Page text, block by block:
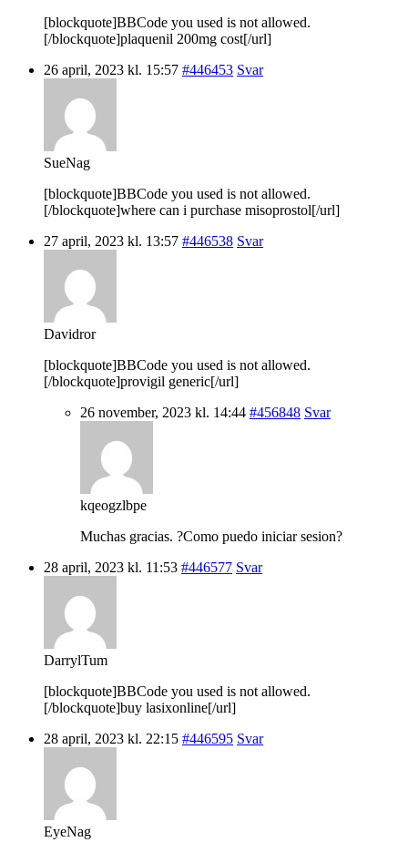
[blockquote]BBCode you used is not allowed.
[/blockquote]plaquenil 200mg cost[/url]
26 april, 2023 kl. 15:57 #446453 Svar
SueNag
[blockquote]BBCode you used is not allowed.
[/blockquote]where can i purchase misoprostol[/url]
27 april, 2023 kl. 13:57 #446538 Svar
Davidror
[blockquote]BBCode you used is not allowed.
[/blockquote]provigil generic[/url]
26 november, 2023 kl. 14:44 #456848 Svar
kqeogzlbpe
Muchas gracias. ?Como puedo iniciar sesion?
28 april, 2023 kl. 11:53 #446577 Svar
DarrylTum
[blockquote]BBCode you used is not allowed.
[/blockquote]buy lasixonline[/url]
28 april, 2023 kl. 22:15 #446595 Svar
EyeNag